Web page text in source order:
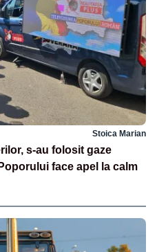
Stoica Marian
s-au folosit gaze
face apel la calm